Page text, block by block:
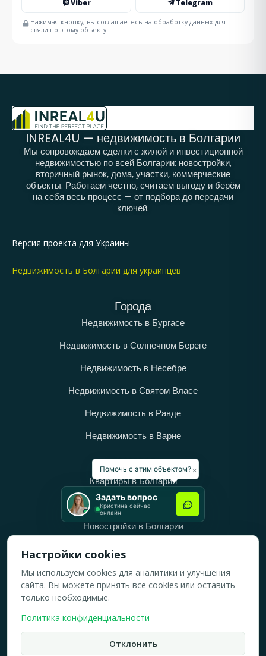
Viber Telegram
Нажимая кнопку, вы соглашаетесь на обработку данных для
связи по этому объекту.
INREAL4U — недвижимость в Болгарии
Мы сопровождаем сделки с жилой и инвестиционной
недвижимостью по всей Болгарии: новостройки,
вторичный рынок, дома, участки, коммерческие
объекты. Работаем честно, считаем выгоду и берём
на себя весь процесс — от подбора до передачи
ключей.
Версия проекта для Украины —
Недвижимость в Болгарии для украинцев
Города
Недвижимость в Бургасе
Недвижимость в Солнечном Береге
Недвижимость в Несебре
Недвижимость в Святом Власе
Недвижимость в Равде
Недвижимость в Варне
Категории
Квартиры в Болгарии
Дома в Болгарии
Новостройки в Болгарии
Вторичное жильё в Болгарии
Рабочее время
ПН-ПТ: 10:00 — 18:00
ВС: Выходной
2019-2026 © Все права защищены.
×
Помочь с этим объектом?
Задать вопрос
Кристина сейчас
онлайн
Настройки cookies
Мы используем cookies для аналитики и улучшения
сайта. Вы можете принять все cookies или оставить
только необходимые.
Политика конфиденциальности
Отклонить